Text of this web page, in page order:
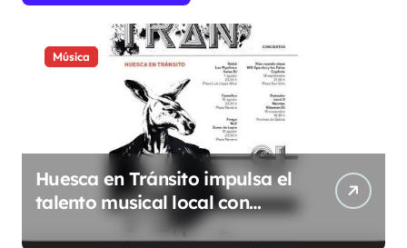
Música
Huesca en Tránsito impulsa el
talento musical local con
conciertos durante todo 2026